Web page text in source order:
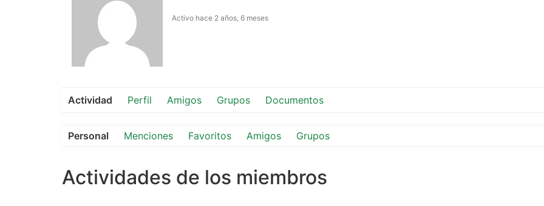
Activo hace 2 años, 6 meses
Actividad Perfil Amigos Grupos Documentos
Personal Menciones Favoritos Amigos Grupos
Actividades de los miembros